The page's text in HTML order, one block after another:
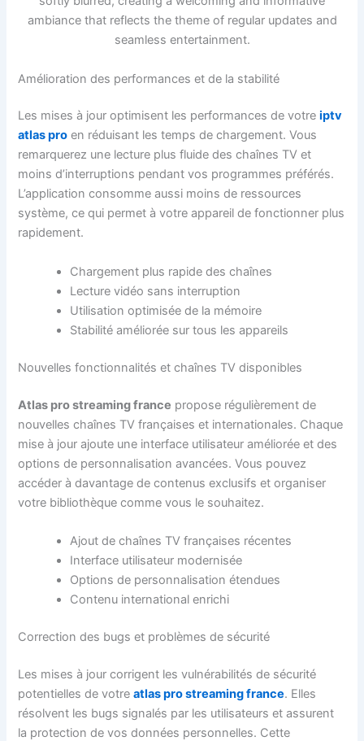
Amélioration des performances et de la stabilité
Les mises à jour optimisent les performances de votreiptv
atlas pro en réduisant les temps de chargement. Vous
remarquerez une lecture plus fluide des chaînes TV et
moins d’interruptions pendant vos programmes préférés.
L’application consomme aussi moins de ressources
système, ce qui permet à votre appareil de fonctionner plus
rapidement.
Chargement plus rapide des chaînes
Lecture vidéo sans interruption
Utilisation optimisée de la mémoire
Stabilité améliorée sur tous les appareils
Nouvelles fonctionnalités et chaînes TV disponibles
Atlas pro streaming france propose régulièrement de
nouvelles chaînes TV françaises et internationales. Chaque
mise à jour ajoute une interface utilisateur améliorée et des
options de personnalisation avancées. Vous pouvez
accéder à davantage de contenus exclusifs et organiser
votre bibliothèque comme vous le souhaitez.
Ajout de chaînes TV françaises récentes
Interface utilisateur modernisée
Options de personnalisation étendues
Contenu international enrichi
Correction des bugs et problèmes de sécurité
Les mises à jour corrigent les vulnérabilités de sécurité
potentielles de votreatlas pro streaming france. Elles
résolvent les bugs signalés par les utilisateurs et assurent
la protection de vos données personnelles. Cette